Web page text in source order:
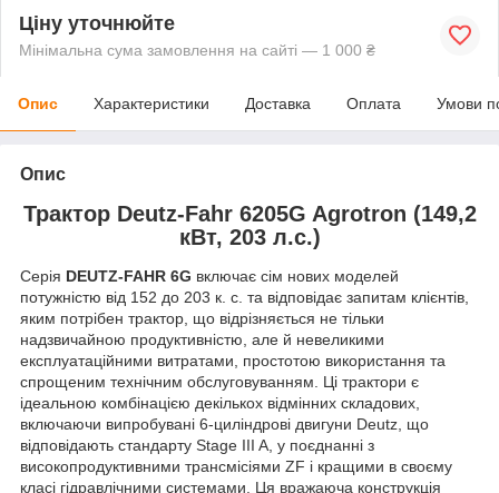
Ціну уточнюйте
Мінімальна сума замовлення на сайті — 1 000 ₴
Опис Характеристики Доставка Оплата Умови
Опис
Трактор Deutz-Fahr 6205G Agrotron (149,2
кВт, 203 л.с.)
Серія DEUTZ-FAHR 6G включає сім нових моделей
потужністю від 152 до 203 к. с. та відповідає запитам клієнтів,
яким потрібен трактор, що відрізняється не тільки
надзвичайною продуктивністю, але й невеликими
експлуатаційними витратами, простотою використання та
спрощеним технічним обслуговуванням. Ці трактори є
ідеальною комбінацією декількох відмінних складових,
включаючи випробувані 6-циліндрові двигуни Deutz, що
відповідають стандарту Stage III A, у поєднанні з
високопродуктивними трансмісіями ZF і кращими в своєму
класі гідравлічними системами. Ця вражаюча конструкція